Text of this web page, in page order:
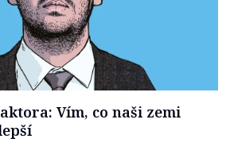
Vím, co naši zemi